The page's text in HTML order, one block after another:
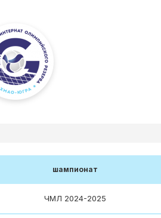
шампионат
ЧМЛ 2024-2025